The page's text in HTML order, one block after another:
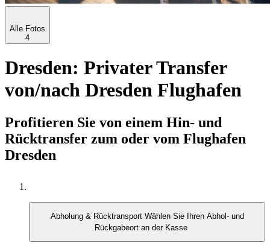
Alle Fotos
4
Dresden: Privater Transfer
von/nach Dresden Flughafen
Profitieren Sie von einem Hin- und
Rücktransfer zum oder vom Flughafen
Dresden
Abholung & Rücktransport Wählen Sie Ihren Abhol- und
Rückgabeort an der Kasse